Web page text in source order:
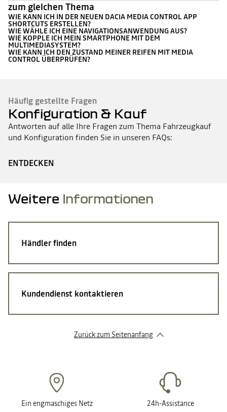
zum gleichen Thema
WIE KANN ICH IN DER NEUEN DACIA MEDIA CONTROL APP
SHORTCUTS ERSTELLEN?
WIE WÄHLE ICH EINE NAVIGATIONSANWENDUNG AUS?
WIE KOPPLE ICH MEIN SMARTPHONE MIT DEM
MULTIMEDIASYSTEM?
WIE KANN ICH DEN ZUSTAND MEINER REIFEN MIT MEDIA
CONTROL ÜBERPRÜFEN?
Häufig gestellte Fragen
Konfiguration & Kauf
Antworten auf alle Ihre Fragen zum Thema Fahrzeugkauf
und Konfiguration finden Sie in unseren FAQs:
ENTDECKEN
Weitere Informationen
Händler finden
Kundendienst kontaktieren
Zurück zum Seitenanfang
Ein engmaschiges Netz 24h-Assistance